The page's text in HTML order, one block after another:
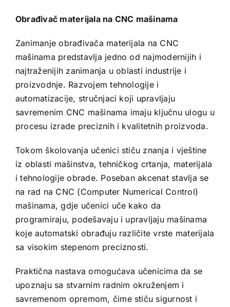
Obrađivač materijala na CNC mašinama
Zanimanje obrađivača materijala na CNC
mašinama predstavlja jedno od najmodernijih i
najtraženijih zanimanja u oblasti industrije i
proizvodnje. Razvojem tehnologije i
automatizacije, stručnjaci koji upravljaju
savremenim CNC mašinama imaju ključnu ulogu u
procesu izrade preciznih i kvalitetnih proizvoda.
Tokom školovanja učenici stiču znanja i vještine
iz oblasti mašinstva, tehničkog crtanja, materijala
i tehnologije obrade. Poseban akcenat stavlja se
na rad na CNC (Computer Numerical Control)
mašinama, gdje učenici uče kako da
programiraju, podešavaju i upravljaju mašinama
koje automatski obrađuju različite vrste materijala
sa visokim stepenom preciznosti.
Praktična nastava omogućava učenicima da se
upoznaju sa stvarnim radnim okruženjem i
savremenom opremom, čime stiču sigurnost i